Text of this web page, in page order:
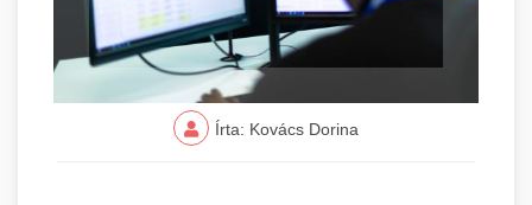
Írta: Kovács Dorina